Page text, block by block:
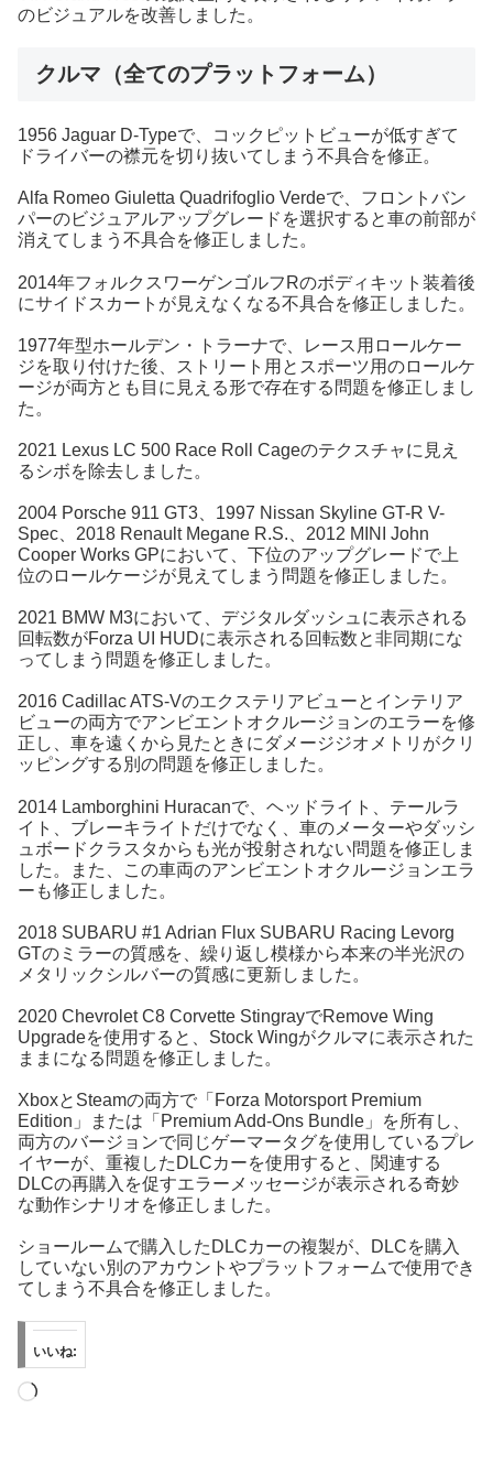
のビジュアルを改善しました。
クルマ（全てのプラットフォーム）
1956 Jaguar D-Typeで、コックピットビューが低すぎて
ドライバーの襟元を切り抜いてしまう不具合を修正。
Alfa Romeo Giuletta Quadrifoglio Verdeで、フロントバン
パーのビジュアルアップグレードを選択すると車の前部が
消えてしまう不具合を修正しました。
2014年フォルクスワーゲンゴルフRのボディキット装着後
にサイドスカートが見えなくなる不具合を修正しました。
1977年型ホールデン・トラーナで、レース用ロールケー
ジを取り付けた後、ストリート用とスポーツ用のロールケ
ージが両方とも目に見える形で存在する問題を修正しまし
た。
2021 Lexus LC 500 Race Roll Cageのテクスチャに見え
るシボを除去しました。
2004 Porsche 911 GT3、1997 Nissan Skyline GT-R V-
Spec、2018 Renault Megane R.S.、2012 MINI John
Cooper Works GPにおいて、下位のアップグレードで上
位のロールケージが見えてしまう問題を修正しました。
2021 BMW M3において、デジタルダッシュに表示される
回転数がForza UI HUDに表示される回転数と非同期にな
ってしまう問題を修正しました。
2016 Cadillac ATS-Vのエクステリアビューとインテリア
ビューの両方でアンビエントオクルージョンのエラーを修
正し、車を遠くから見たときにダメージジオメトリがクリ
ッピングする別の問題を修正しました。
2014 Lamborghini Huracanで、ヘッドライト、テールラ
イト、ブレーキライトだけでなく、車のメーターやダッシ
ュボードクラスタからも光が投射されない問題を修正しま
した。また、この車両のアンビエントオクルージョンエラ
ーも修正しました。
2018 SUBARU #1 Adrian Flux SUBARU Racing Levorg
GTのミラーの質感を、繰り返し模様から本来の半光沢の
メタリックシルバーの質感に更新しました。
2020 Chevrolet C8 Corvette StingrayでRemove Wing
Upgradeを使用すると、Stock Wingがクルマに表示された
ままになる問題を修正しました。
XboxとSteamの両方で「Forza Motorsport Premium
Edition」または「Premium Add-Ons Bundle」を所有し、
両方のバージョンで同じゲーマータグを使用しているプレ
イヤーが、重複したDLCカーを使用すると、関連する
DLCの再購入を促すエラーメッセージが表示される奇妙
な動作シナリオを修正しました。
ショールームで購入したDLCカーの複製が、DLCを購入
していない別のアカウントやプラットフォームで使用でき
てしまう不具合を修正しました。
いいね:
読